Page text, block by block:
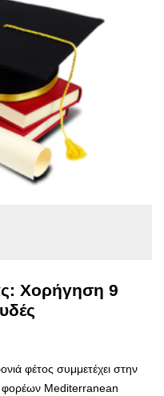
Χορήγηση 9
φέτος συμμετέχει στην
φορέων Mediterranean